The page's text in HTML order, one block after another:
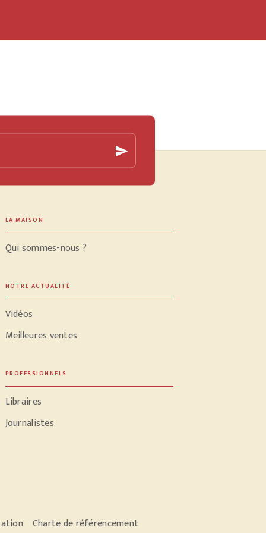
send
LA MAISON
Qui sommes-nous ?
NOTRE ACTUALITÉ
Vidéos
Meilleures ventes
PROFESSIONNELS
Libraires
Journalistes
Charte de référencement